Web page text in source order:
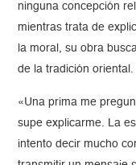
ninguna concepción
mientras trata de
la moral, su obra
de la tradición oriental.
«Una prima me
supe explicarme. La
intento decir mucho